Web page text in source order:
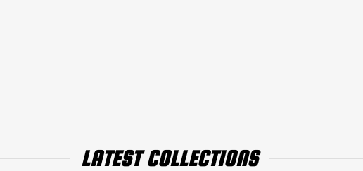
LATEST COLLECTIONS